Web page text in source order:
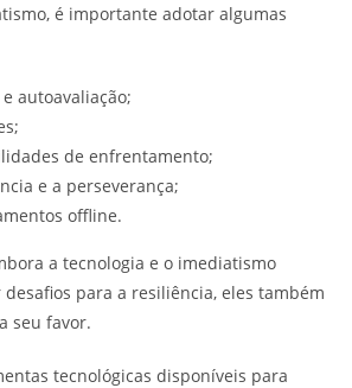
é importante adotar algumas
autoavaliação;
de enfrentamento;
e a perseverança;
offline.
a tecnologia e o imediatismo
para a resiliência, eles também
seu favor.
tecnológicas disponíveis para